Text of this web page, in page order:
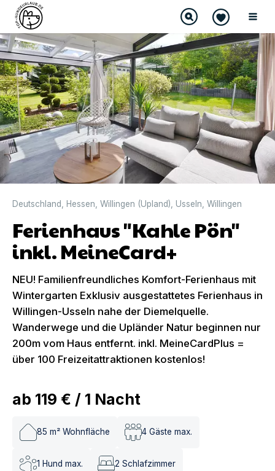
DIREKT BUCHBAR
Deutschland Hessen Willingen (Upland) Usseln Willingen
Ferienhaus "Kahle Pön"
inkl. MeineCard+
NEU! Familienfreundliches Komfort-Ferienhaus mit
Wintergarten Exklusiv ausgestattetes Ferienhaus in
Willingen-Usseln nahe der Diemelquelle.
Wanderwege und die Upländer Natur beginnen nur
200m vom Haus entfernt. inkl. MeineCardPlus =
über 100 Freizeitattraktionen kostenlos!
ab 119 € / 1 Nacht
85 m² Wohnfläche 4 Gäste max.
1 Hund max. 2 Schlafzimmer